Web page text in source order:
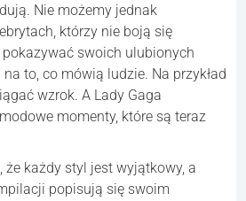
Nie możemy jednak
którzy nie boją się
swoich ulubionych
to, co mówią ludzie. Na przykład
wzrok. A Lady Gaga
momenty, które są teraz
że każdy styl jest wyjątkowy, a
popisują się swoim